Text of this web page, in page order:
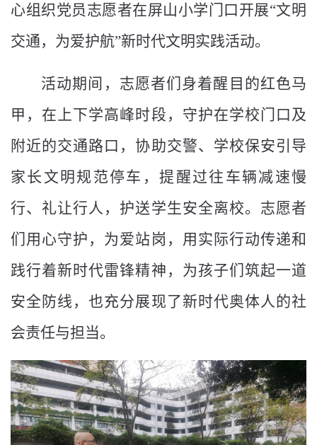
心组织党员志愿者在屏山小学门口开展“文明
交通，为爱护航”新时代文明实践活动。
活动期间，志愿者们身着醒目的红色马
甲，在上下学高峰时段，守护在学校门口及
附近的交通路口，协助交警、学校保安引导
家长文明规范停车，提醒过往车辆减速慢
行、礼让行人，护送学生安全离校。志愿者
们用心守护，为爱站岗，用实际行动传递和
践行着新时代雷锋精神，为孩子们筑起一道
安全防线，也充分展现了新时代奥体人的社
会责任与担当。